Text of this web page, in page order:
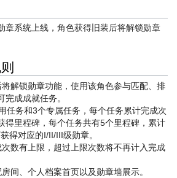
章系统上线，角色获得旧装后将解锁勋章
解锁勋章功能，使用该角色参与匹配、排
成成就任务。
任务和3个专属任务，每个任务累计完成次
得里程碑，每个任务共有5个里程碑，累计
得对应的I/II/III级勋章。
数有上限，超过上限次数将不再计入完成
间、个人档案首页以及勋章墙展示。